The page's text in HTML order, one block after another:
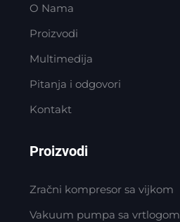
O Nama
Proizvodi
Multimedija
Pitanja i odgovori
Kontakt
Proizvodi
Zračni kompresor sa vijkom
Vakuum pumpa sa vrtlogom